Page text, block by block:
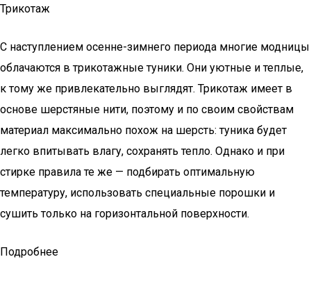
Трикотаж
С наступлением осенне-зимнего периода многие модницы
облачаются в трикотажные туники. Они уютные и теплые,
к тому же привлекательно выглядят. Трикотаж имеет в
основе шерстяные нити, поэтому и по своим свойствам
материал максимально похож на шерсть: туника будет
легко впитывать влагу, сохранять тепло. Однако и при
стирке правила те же — подбирать оптимальную
температуру, использовать специальные порошки и
сушить только на горизонтальной поверхности.
Подробнее